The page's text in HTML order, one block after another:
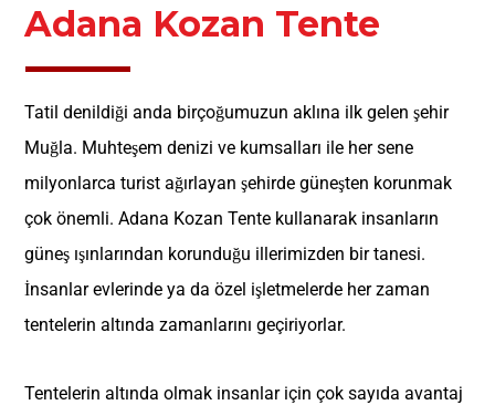
Adana Kozan Tente
Tatil denildiği anda birçoğumuzun aklına ilk gelen şehir
Muğla. Muhteşem denizi ve kumsalları ile her sene
milyonlarca turist ağırlayan şehirde güneşten korunmak
çok önemli. Adana Kozan Tente kullanarak insanların
güneş ışınlarından korunduğu illerimizden bir tanesi.
İnsanlar evlerinde ya da özel işletmelerde her zaman
tentelerin altında zamanlarını geçiriyorlar.
Tentelerin altında olmak insanlar için çok sayıda avantaj